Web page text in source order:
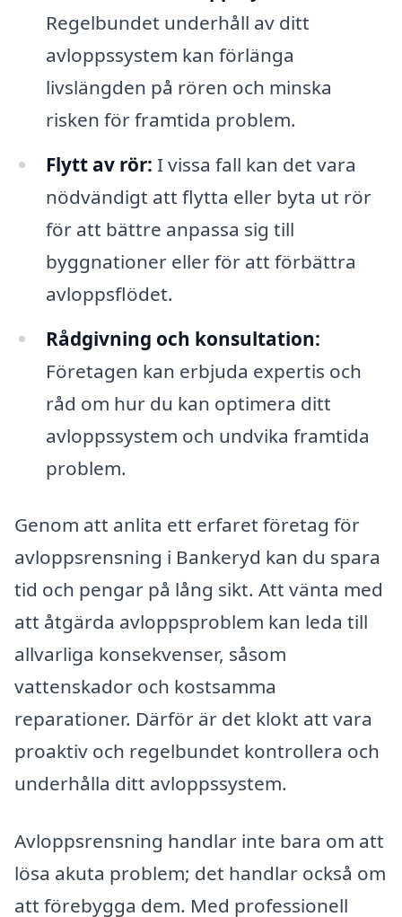
Regelbundet underhåll av ditt
avloppssystem kan förlänga
livslängden på rören och minska
risken för framtida problem.
Flytt av rör: I vissa fall kan det vara
nödvändigt att flytta eller byta ut rör
för att bättre anpassa sig till
byggnationer eller för att förbättra
avloppsflödet.
Rådgivning och konsultation:
Företagen kan erbjuda expertis och
råd om hur du kan optimera ditt
avloppssystem och undvika framtida
problem.
Genom att anlita ett erfaret företag för
avloppsrensning i Bankeryd kan du spara
tid och pengar på lång sikt. Att vänta med
att åtgärda avloppsproblem kan leda till
allvarliga konsekvenser, såsom
vattenskador och kostsamma
reparationer. Därför är det klokt att vara
proaktiv och regelbundet kontrollera och
underhålla ditt avloppssystem.
Avloppsrensning handlar inte bara om att
lösa akuta problem; det handlar också om
att förebygga dem. Med professionell